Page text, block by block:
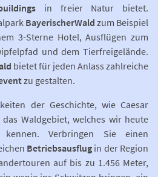
in freier Natur bietet.
BayerischerWald zum Beispiel
3-Sterne Hotel, Ausflügen zum
und dem Tierfreigelände.
bietet für jeden Anlass zahlreiche
zu gestalten.
der Geschichte, wie Caesar
Waldgebiet, welches wir heute
kennen. Verbringen Sie einen
Betriebsausflug in der Region
auf bis zu 1.456 Meter,